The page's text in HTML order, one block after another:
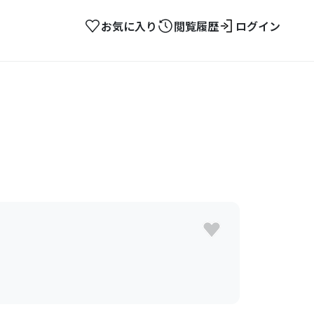
お気に入り 閲覧履歴 ログイン